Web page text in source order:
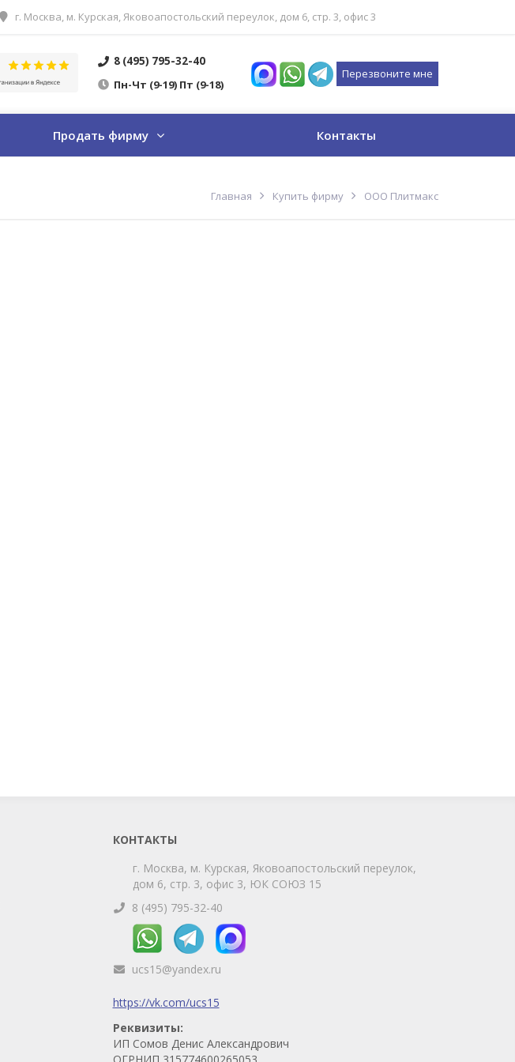
г. Москва, м. Курская, Яковоапостольский переулок, дом 6, стр. 3, офис 3
8 (495) 795-32-40
Пн-Чт (9-19) Пт (9-18)
Перезвоните мне
Продать фирму Контакты
Главная Купить фирму ООО Плитмакс
КОНТАКТЫ
г. Москва, м. Курская, Яковоапостольский переулок,
дом 6, стр. 3, офис 3, ЮК СОЮЗ 15
8 (495) 795-32-40
ucs15@yandex.ru
https://vk.com/ucs15
Реквизиты:
ИП Сомов Денис Александрович
Telegram Max
Телефон